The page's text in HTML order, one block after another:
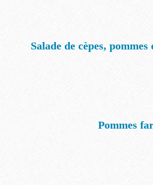
Salade de cèpes,
Pommes